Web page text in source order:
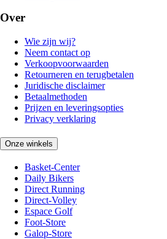
Over
Wie zijn wij?
Neem contact op
Verkoopvoorwaarden
Retourneren en terugbetalen
Juridische disclaimer
Betaalmethoden
Prijzen en leveringsopties
Privacy verklaring
Onze winkels
Basket-Center
Daily Bikers
Direct Running
Direct-Volley
Espace Golf
Foot-Store
Galop-Store